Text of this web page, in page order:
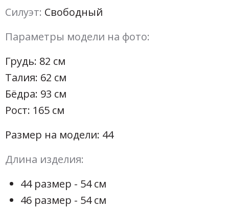
Силуэт: Свободный
Параметры модели на фото:
Грудь: 82 см
Талия: 62 см
Бёдра: 93 см
Рост: 165 см
Размер на модели: 44
Длина изделия:
44 размер - 54 см
46 размер - 54 см